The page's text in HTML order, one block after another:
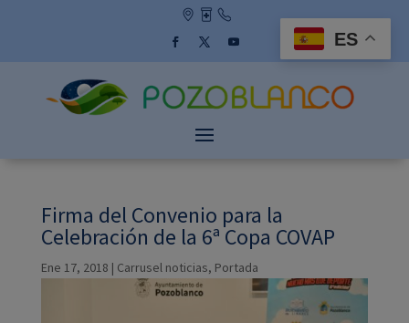
Firma del Convenio para la
Celebración de la 6ª Copa COVAP
Ene 17, 2018 | Carrusel noticias, Portada
ES